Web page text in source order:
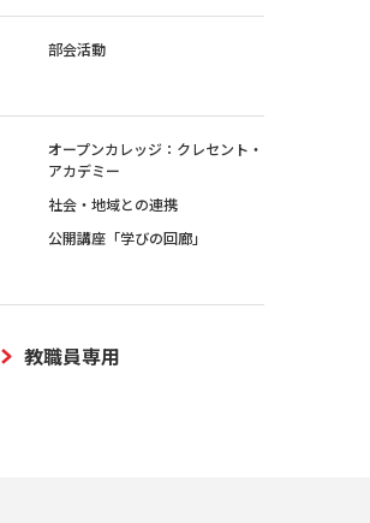
部会活動
オープンカレッジ：クレセント・
アカデミー
社会・地域との連携
公開講座「学びの回廊」
教職員専用